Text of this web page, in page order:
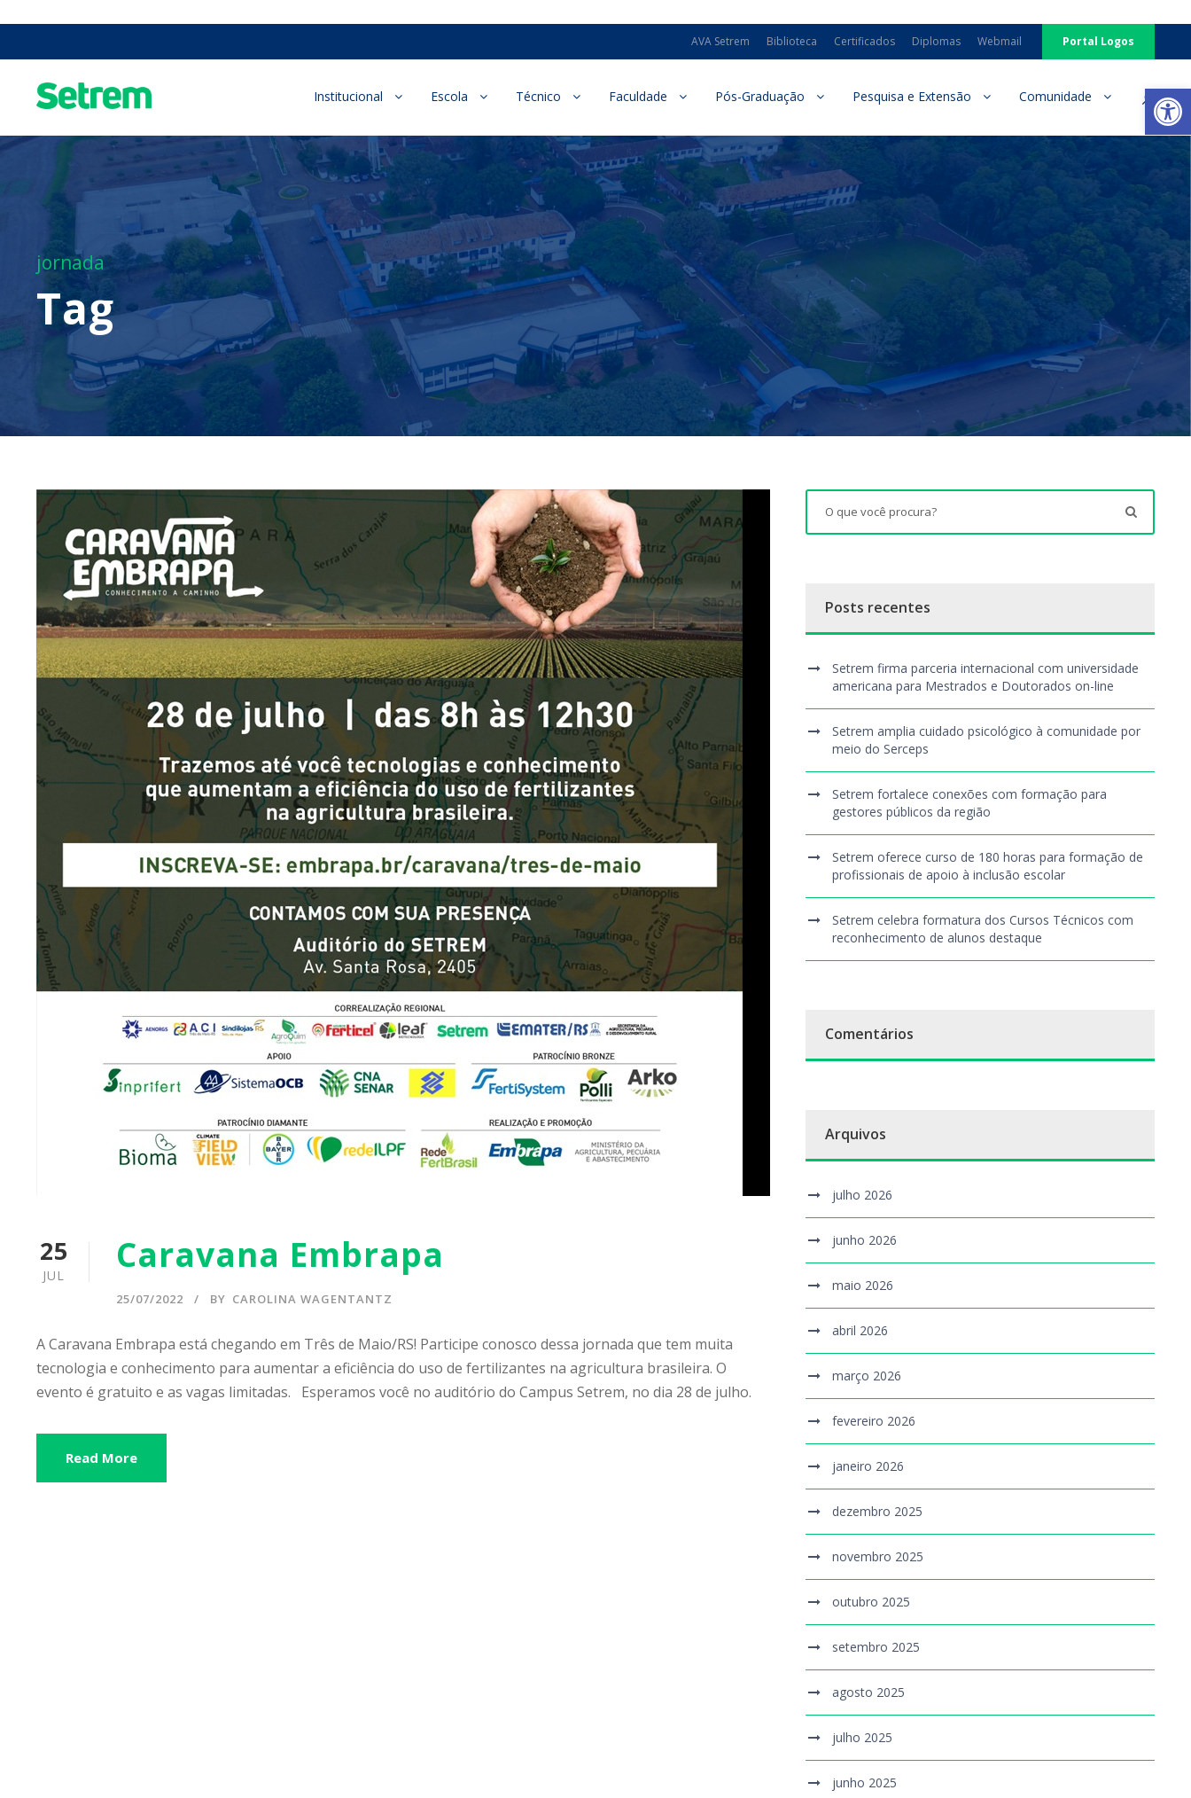
AVA Setrem Biblioteca Certificados Diplomas Webmail Portal Logos
Institucional Escola Técnico Faculdade Pós-Graduação Pesquisa e Extensão Comunidade
jornada
Tag
25
JUL Caravana Embrapa
25/07/2022 BY CAROLINA WAGENTANTZ
A Caravana Embrapa está chegando em Três de Maio/RS! Participe conosco dessa jornada que tem muita
tecnologia e conhecimento para aumentar a eficiência do uso de fertilizantes na agricultura brasileira. O
evento é gratuito e as vagas limitadas. Esperamos você no auditório do Campus Setrem, no dia 28 de julho.
Read More
Posts recentes
Setrem firma parceria internacional com universidade
americana para Mestrados e Doutorados on-line
Setrem amplia cuidado psicológico à comunidade por
meio do Serceps
Setrem fortalece conexões com formação para
gestores públicos da região
Setrem oferece curso de 180 horas para formação de
profissionais de apoio à inclusão escolar
Setrem celebra formatura dos Cursos Técnicos com
reconhecimento de alunos destaque
Comentários
Arquivos
julho 2026
junho 2026
maio 2026
abril 2026
março 2026
fevereiro 2026
janeiro 2026
dezembro 2025
novembro 2025
outubro 2025
setembro 2025
agosto 2025
julho 2025
junho 2025